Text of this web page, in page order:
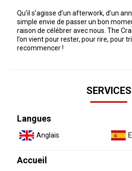
Qu’il s’agisse d’un afterwork, d’un
simple envie de passer un bon
raison de célébrer avec nous. The
l’on vient pour rester, pour rire, pour
recommencer !
SERVICES
Langues
Anglais
Accueil